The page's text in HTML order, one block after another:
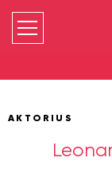
AKTORIUS